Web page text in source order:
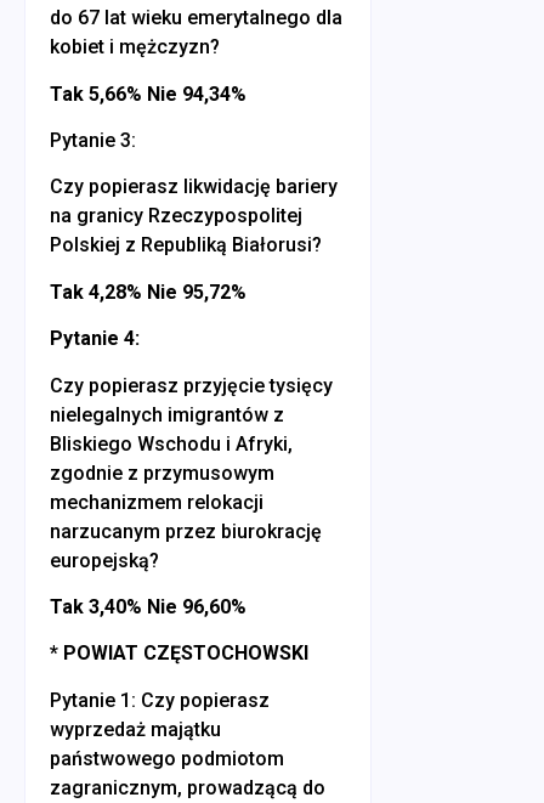
do 67 lat wieku emerytalnego dla
kobiet i mężczyzn?
Tak 5,66% Nie 94,34%
Pytanie 3:
Czy popierasz likwidację bariery
na granicy Rzeczypospolitej
Polskiej z Republiką Białorusi?
Tak 4,28% Nie 95,72%
Pytanie 4:
Czy popierasz przyjęcie tysięcy
nielegalnych imigrantów z
Bliskiego Wschodu i Afryki,
zgodnie z przymusowym
mechanizmem relokacji
narzucanym przez biurokrację
europejską?
Tak 3,40% Nie 96,60%
* POWIAT CZĘSTOCHOWSKI
Pytanie 1: Czy popierasz
wyprzedaż majątku
państwowego podmiotom
zagranicznym, prowadzącą do